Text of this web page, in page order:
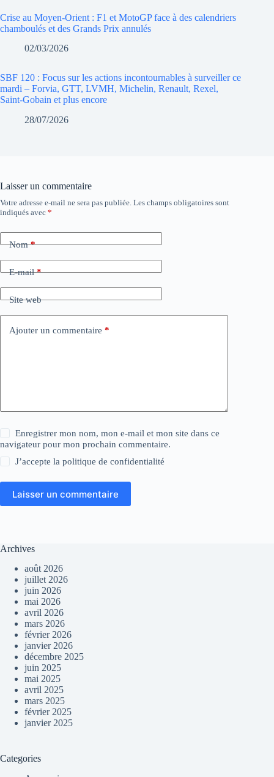
Crise au Moyen-Orient : F1 et MotoGP face à des calendriers
chamboulés et des Grands Prix annulés
02/03/2026
SBF 120 : Focus sur les actions incontournables à surveiller ce
mardi – Forvia, GTT, LVMH, Michelin, Renault, Rexel,
Saint-Gobain et plus encore
28/07/2026
Laisser un commentaire
Votre adresse e-mail ne sera pas publiée. Les champs obligatoires sont
indiqués avec *
Nom*
E-mail*
Site web
Ajouter un commentaire *
Enregistrer mon nom, mon e-mail et mon site dans ce
navigateur pour mon prochain commentaire.
J’accepte lapolitique de confidentialité
Laisser un commentaire
Archives
août 2026
juillet 2026
juin 2026
mai 2026
avril 2026
mars 2026
février 2026
janvier 2026
décembre 2025
juin 2025
mai 2025
avril 2025
mars 2025
février 2025
janvier 2025
Categories